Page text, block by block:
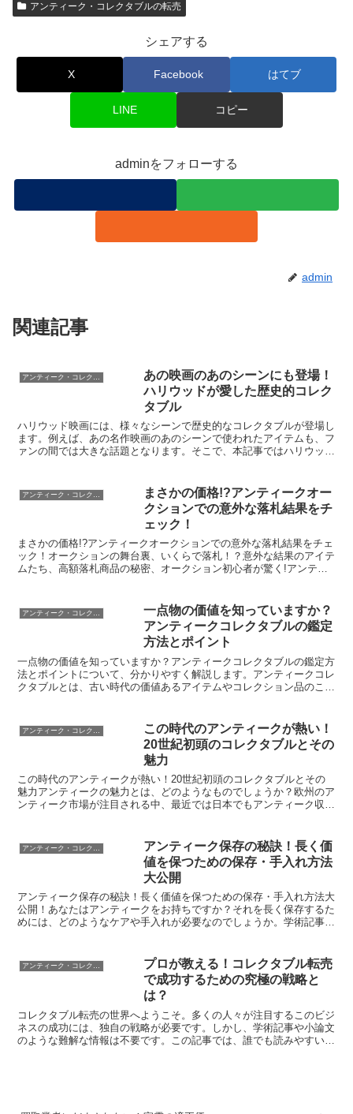
アンティーク・コレクタブルの転売
シェアする
X Facebook はてブ
LINE コピー
adminをフォローする
admin
関連記事
あの映画のあのシーンにも登場！
ハリウッドが愛した歴史的コレク
タブル
ハリウッド映画には、様々なシーンで歴史的なコレクタブルが登場し
ます。例えば、あの名作映画のあのシーンで使われたアイテムも、フ
ァンの間では大きな話題となります。そこで、本記事ではハリウッド
アンティーク・コレクタブルの転売
まさかの価格!?アンティークオー
クションでの意外な落札結果をチ
ェック！
まさかの価格!?アンティークオークションでの意外な落札結果をチェ
ック！オークションの舞台裏、いくらで落札！？意外な結果のアイテ
ムたち、高額落札商品の秘密、オークション初心者が驚く!アンティ
一点物の価値を知っていますか？
アンティークコレクタブルの鑑定
方法とポイント
一点物の価値を知っていますか？アンティークコレクタブルの鑑定方
法とポイントについて、分かりやすく解説します。アンティークコレ
クタブルとは、古い時代の価値あるアイテムやコレクション品のこと
この時代のアンティークが熱い！
20世紀初頭のコレクタブルとその
魅力
この時代のアンティークが熱い！20世紀初頭のコレクタブルとその
魅力アンティークの魅力とは、どのようなものでしょうか？欧州のア
ンティーク市場が注目される中、最近では日本でもアンティーク収集
アンティーク・コレクタブルの転売
アンティーク保存の秘訣！長く価
値を保つための保存・手入れ方法
大公開
アンティーク保存の秘訣！長く価値を保つための保存・手入れ方法大
公開！あなたはアンティークをお持ちですか？それを長く保存するた
めには、どのようなケアや手入れが必要なのでしょうか。学術記事や
アンティーク・コレクタブルの転売
プロが教える！コレクタブル転売
で成功するための究極の戦略と
は？
コレクタブル転売の世界へようこそ。多くの人々が注目するこのビジ
ネスの成功には、独自の戦略が必要です。しかし、学術記事や小論文
のような難解な情報は不要です。この記事では、誰でも読みやすいお